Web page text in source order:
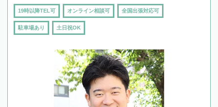
19時以降TEL可 オンライン相談可 全国出張対応可
駐車場あり 土日祝OK